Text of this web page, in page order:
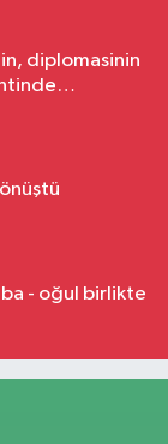
diplomasinin
- oğul birlikte